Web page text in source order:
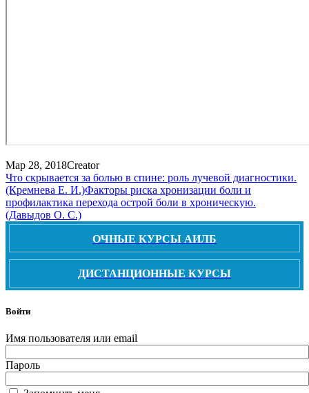
Мар 28, 2018Creator
Что скрывается за болью в спине: роль лучевой диагностики.
(Кремнева Е. И.)Факторы риска хронизации боли и
профилактика перехода острой боли в хроническую.
(Давыдов О. С.)
ОЧНЫЕ КУРСЫ АИЛБ
ДИСТАНЦИОННЫЕ КУРСЫ
Войти
Имя пользователя или email
Пароль